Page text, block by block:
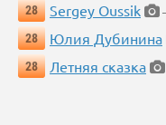
28
Sergey Oussik
28
Юлия Дубинина
28
Летняя сказка